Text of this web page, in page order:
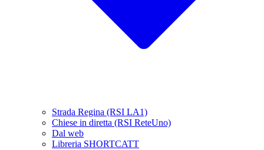
Strada Regina (RSI LA1)
Chiese in diretta (RSI ReteUno)
Dal web
Libreria SHORTCATT